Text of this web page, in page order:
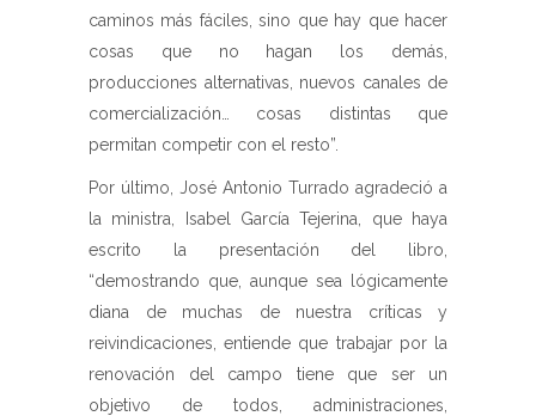
caminos más fáciles, sino que hay que hacer
cosas que no hagan los demás,
producciones alternativas, nuevos canales de
comercialización… cosas distintas que
permitan competir con el resto”.
Por último, José Antonio Turrado agradeció a
la ministra, Isabel García Tejerina, que haya
escrito la presentación del libro,
“demostrando que, aunque sea lógicamente
diana de muchas de nuestra críticas y
reivindicaciones, entiende que trabajar por la
renovación del campo tiene que ser un
objetivo de todos, administraciones,